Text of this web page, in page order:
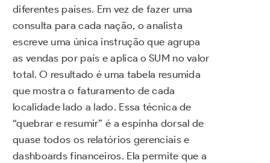
diferentes países. Em vez de fazer uma
consulta para cada nação, o analista
escreve uma única instrução que agrupa
as vendas por país e aplica o SUM no valor
total. O resultado é uma tabela resumida
que mostra o faturamento de cada
localidade lado a lado. Essa técnica de
“quebrar e resumir” é a espinha dorsal de
quase todos os relatórios gerenciais e
dashboards financeiros. Ela permite que a